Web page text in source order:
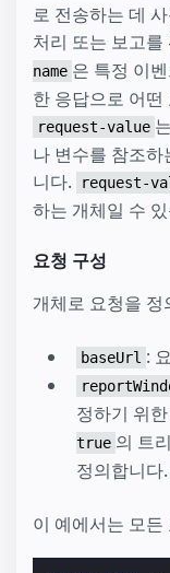
로 전송하는 데
처리 또는 보고를
name 은 특정 이
한 응답으로 어
request-value
나 변수를 참조
니다.
request-
하는 개체일 수
요청 구성
개체로 요청을
baseUrl :
정하기 위
true 의 트
정의합니다.
이 예에서는 모